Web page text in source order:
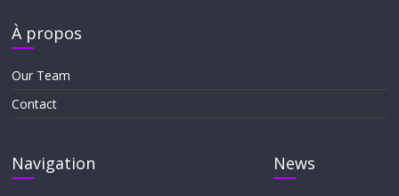
À propos
Our Team
Contact
Navigation News